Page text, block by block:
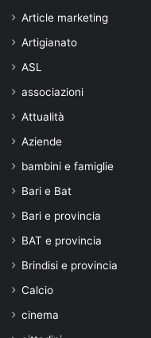
Article marketing
Artigianato
ASL
associazioni
Attualità
Aziende
bambini e famiglie
Bari e Bat
Bari e provincia
BAT e provincia
Brindisi e provincia
Calcio
cinema